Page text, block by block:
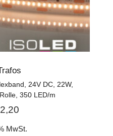
24V DC, 22W,
350 LED/m
MwSt.